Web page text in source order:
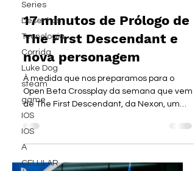
Series
Desenhos
Tecnologia
Corrida
Luke Dog
steam
game
IOS
IOS
A
CELULAR
17 minutos de Prólogo de
The First Descendant e
nova personagem
À medida que nos preparamos para o
Open Beta Crossplay da semana que vem
de The First Descendant, da Nexon, um
novo vídeo surge revelando...